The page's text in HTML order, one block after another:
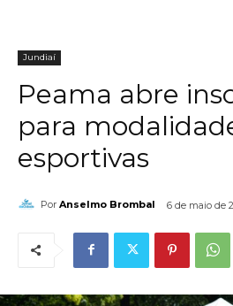
Jundiaí
Peama abre
para
esportivas
Por Anselmo Brombal 6 de maio de